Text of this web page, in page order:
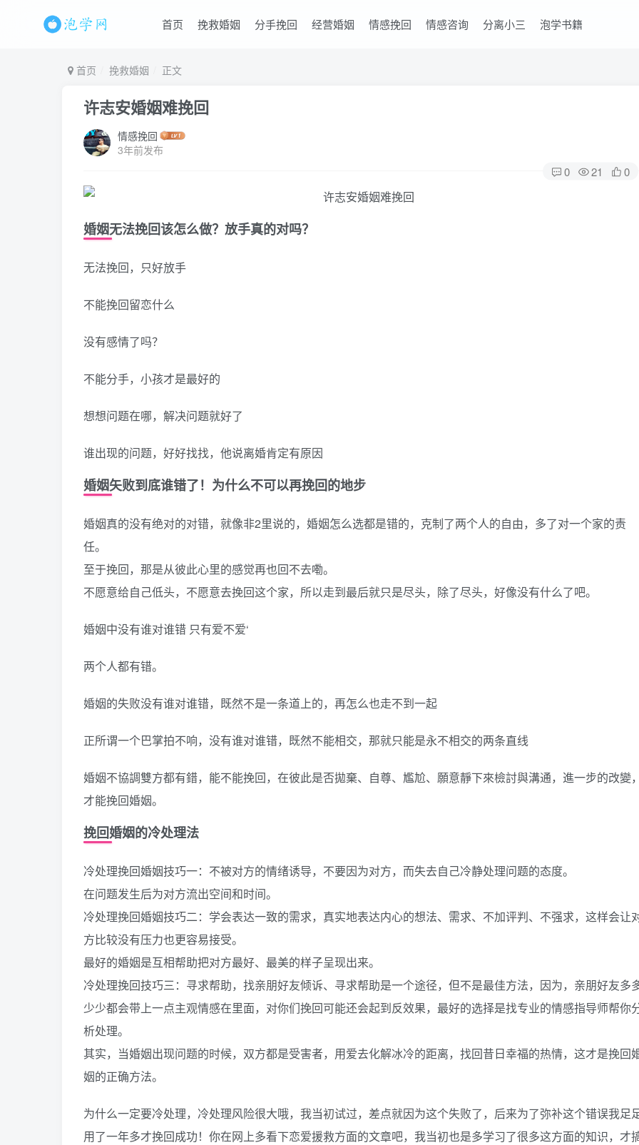
首页 挽救婚姻 分手挽回 经营婚姻 情感挽回 情感咨询 分离小三 泡学书籍
首页 挽救婚姻 正文
许志安婚姻难挽回
情感挽回
3年前发布
0 21 0
婚姻无法挽回该怎么做？放手真的对吗？
无法挽回，只好放手
不能挽回留恋什么
没有感情了吗？
不能分手，小孩才是最好的
想想问题在哪，解决问题就好了
谁出现的问题，好好找找，他说离婚肯定有原因
婚姻矢败到底谁错了！为什么不可以再挽回的地步
婚姻真的没有绝对的对错，就像非2里说的，婚姻怎么选都是错的，克制了两个人的自由，多了对一个家的责
任。
至于挽回，那是从彼此心里的感觉再也回不去嘞。
不愿意给自己低头，不愿意去挽回这个家，所以走到最后就只是尽头，除了尽头，好像没有什么了吧。
婚姻中没有谁对谁错 只有爱不爱‘
两个人都有错。
婚姻的失败没有谁对谁错，既然不是一条道上的，再怎么也走不到一起
正所谓一个巴掌拍不响，没有谁对谁错，既然不能相交，那就只能是永不相交的两条直线
婚姻不協調雙方都有錯，能不能挽回，在彼此是否拋棄、自尊、尷尬、願意靜下來檢討與溝通，進一步的改變
才能挽回婚姻。
挽回婚姻的冷处理法
冷处理挽回婚姻技巧一：不被对方的情绪诱导，不要因为对方，而失去自己冷静处理问题的态度。
在问题发生后为对方流出空间和时间。
冷处理挽回婚姻技巧二：学会表达一致的需求，真实地表达内心的想法、需求、不加评判、不强求，这样会让
方比较没有压力也更容易接受。
最好的婚姻是互相帮助把对方最好、最美的样子呈现出来。
冷处理挽回技巧三：寻求帮助，找亲朋好友倾诉、寻求帮助是一个途径，但不是最佳方法，因为，亲朋好友多
少少都会带上一点主观情感在里面，对你们挽回可能还会起到反效果，最好的选择是找专业的情感指导师帮你
析处理。
其实，当婚姻出现问题的时候，双方都是受害者，用爱去化解冰冷的距离，找回昔日幸福的热情，这才是挽回
姻的正确方法。
为什么一定要冷处理，冷处理风险很大哦，我当初试过，差点就因为这个失败了，后来为了弥补这个错误我足
用了一年多才挽回成功！你在网上多看下恋爱援救方面的文章吧，我当初也是多学习了很多这方面的知识，才